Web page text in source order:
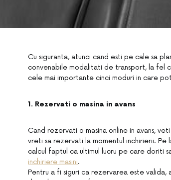
Cu siguranta, atunci cand esti pe cale sa
convenabile modalitati de transport, la fel
cele mai importante cinci moduri in care
1. Rezervati o masina in avans
Cand rezervati o masina online in avans,
vreti sa rezervati la momentul inchirierii. Pe
calcul faptul ca ultimul lucru pe care doriti
inchiriere masini.
Pentru a fi siguri ca rezervarea este